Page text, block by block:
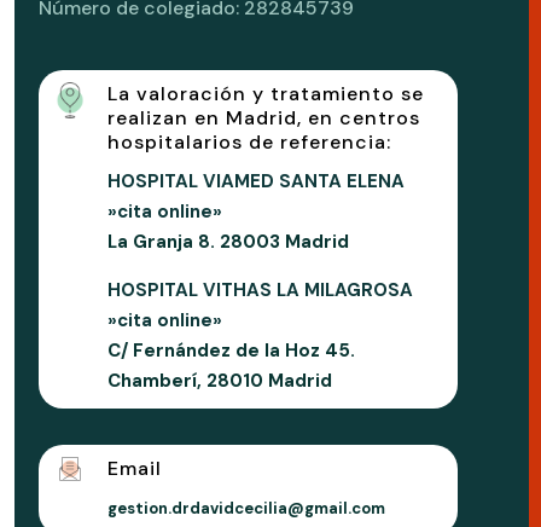
Número de colegiado: 282845739
La valoración y tratamiento se
realizan en Madrid, en centros
hospitalarios de referencia:
HOSPITAL VIAMED SANTA ELENA
»cita online»
La Granja 8. 28003 Madrid
HOSPITAL VITHAS LA MILAGROSA
»cita online»
C/ Fernández de la Hoz 45.
Chamberí, 28010 Madrid
Email
gestion.drdavidcecilia@gmail.com